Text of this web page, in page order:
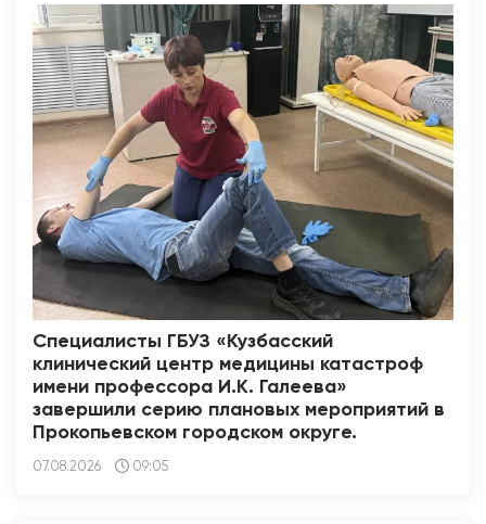
Специалисты ГБУЗ «Кузбасский
клинический центр медицины катастроф
имени профессора И.К. Галеева»
завершили серию плановых мероприятий в
Прокопьевском городском округе.
07.08.2026 09:05